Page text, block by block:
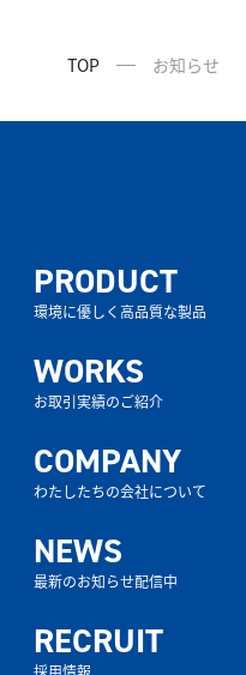
TOP お知らせ
PRODUCT
環境に優しく高品質な製品
WORKS
お取引実績のご紹介
COMPANY
わたしたちの会社について
NEWS
最新のお知らせ配信中
RECRUIT
採用情報